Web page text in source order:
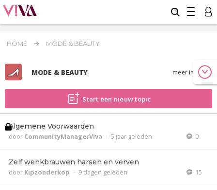
HOME MODE & BEAUTY
MODE & BEAUTY meer info
Start een nieuw topic
Algemene Voorwaarden
door CommunityManagerViva - 5 jaar geleden 0
Zelf wenkbrauwen harsen en verven
door Kipzonderkop - 9 dagen geleden 15